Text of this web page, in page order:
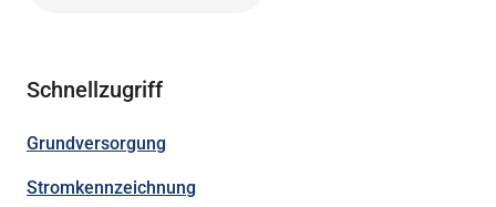
Schnellzugriff
Grundversorgung
Stromkennzeichnung